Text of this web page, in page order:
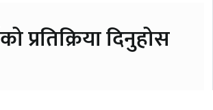
प्रतिक्रिया दिनुहोस